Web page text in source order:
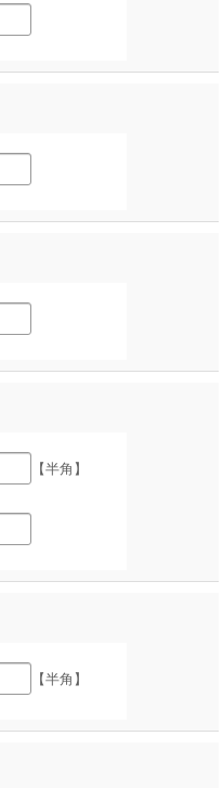
【半角】
【半角】